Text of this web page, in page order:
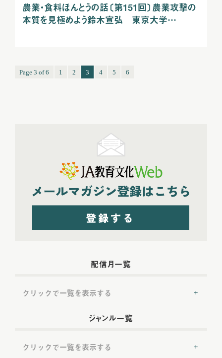
農業・食料ほんとうの話〔第151回〕農業攻撃の
本質を見極めよう鈴木宣弘 東京大学…
Page 3 of 6 1 2 3 4 5 6
配信月一覧
クリックで一覧を表示する
2022年7月配信 (8)
ジャンル一覧
クリックで一覧を表示する